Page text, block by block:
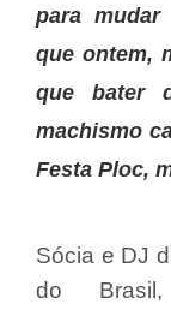
para mudar
que ontem,
que bater
machismo
Festa Ploc,
Sócia e DJ
do